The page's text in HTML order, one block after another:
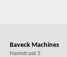
Baveck Machines
Hamstraat 5